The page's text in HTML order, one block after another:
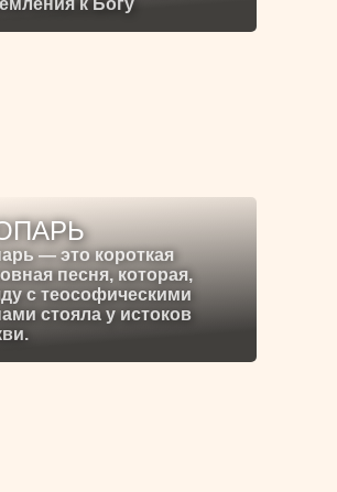
— это короткая
песня, которая,
с теософическими
стояла у истоков